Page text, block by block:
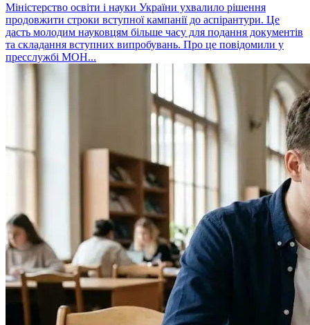
Міністерство освіти і науки України ухвалило рішення
продовжити строки вступної кампанії до аспірантури. Це
дасть молодим науковцям більше часу для подання документів
та складання вступних випробувань. Про це повідомили у
пресслужбі МОН...